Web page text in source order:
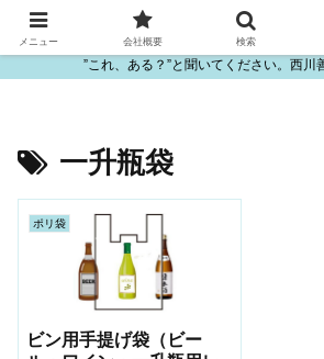
ビニール・プラスチック製品の
”これ、ある？”と聞いてください。西川
一升瓶袋
ポリ袋
ビン用手提げ袋（ビー
メニュー 会社概要 検索